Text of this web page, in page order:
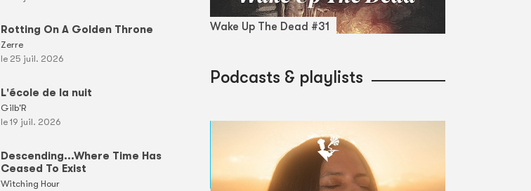
Rotting On A Golden Throne
Zerre
le 25 juil. 2026
L'école de la nuit
Gilb'R
le 19 juil. 2026
Descending...Where Time Has
Ceased To Exist
Witching Hour
Wake Up The Dead #31
Podcasts & playlists